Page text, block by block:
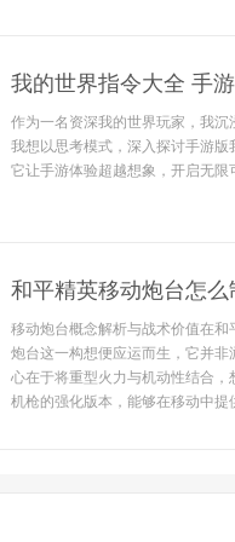
我的世界指令大全 手
作为一名资深我的世界玩家，我
我想以思考模式，深入探讨手游
它让手游体验超越想象，开启无
和平精英移动炮台怎
移动炮台概念解析与战术价值在
炮台这一构想便应运而生，它并
心在于将重型火力与机动性结合
机枪的强化版本，能够在移动中